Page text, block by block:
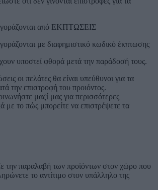
από ΕΚΠΤΩΣΕΙΣ
με διαφημιστικό κωδικό έκπτωσης
υποστεί φθορά μετά την παράδοσή τους.
οι πελάτες θα είναι υπεύθυνοι για τα
την επιστροφή του προιόντος.
μαζί μας για περισσότερες
με το πώς μπορείτε να επιστρέψετε τα
την παραλαβή των προϊόντων στον χώρο που
το αντίτιμο στον υπάλληλο της